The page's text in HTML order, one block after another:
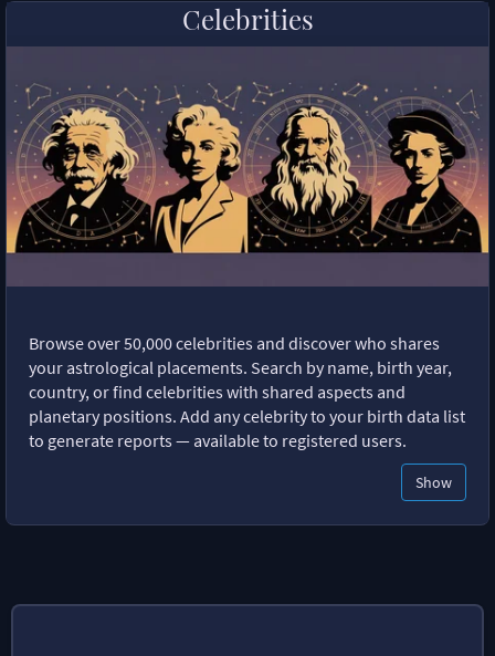
Celebrities
Browse over 50,000 celebrities and discover who shares
your astrological placements. Search by name, birth year,
country, or find celebrities with shared aspects and
planetary positions. Add any celebrity to your birth data list
to generate reports — available to registered users.
Show